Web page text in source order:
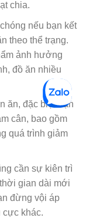
chia.
nếu bạn kết
theo thể trạng.
ảnh hưởng
đồ ăn nhiều
ăn, đặc biệt bạn
cân, bao gồm
quá trình giảm
cần sự kiên trì
gian dài mới
đừng vội áp
cực khác.